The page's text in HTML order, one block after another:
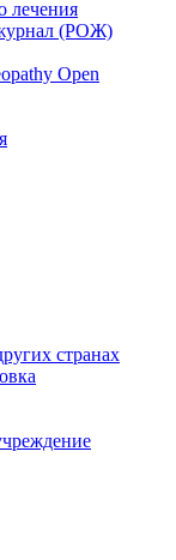
лечения
(РОЖ)
Open
странах